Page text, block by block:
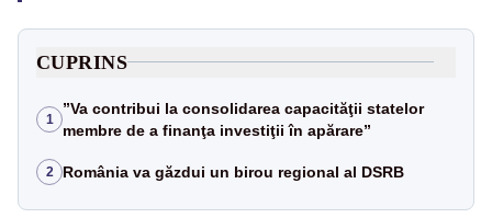
CUPRINS
1
”Va contribui la consolidarea capacităţii statelor
membre de a finanţa investiţii în apărare”
2 România va găzdui un birou regional al DSRB